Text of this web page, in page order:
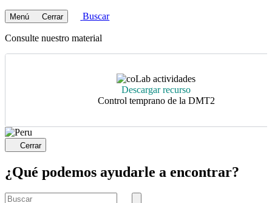
Menú Cerrar Buscar
Consulte nuestro material
Descargar recurso
Control temprano de la DMT2
Cerrar
¿Qué podemos ayudarle a encontrar?
Buscar